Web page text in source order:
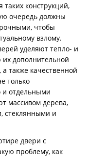
таких конструкций,
очередь должны
чтобы
взлому.
уделяют тепло- и
дополнительной
также качественной
только
и отдельными
массивом дерева,
стеклянными и
двери с
проблему, как